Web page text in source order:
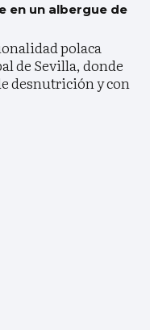
en un albergue de
polaca
de Sevilla, donde
desnutrición y con